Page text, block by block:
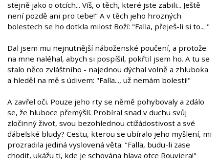
stejně jako o otcích... Víš, o těch, které jste zabili... Ještě
není pozdě ani pro tebe!" A v těch jeho hrozných
bolestech se ho dotkla milost Boží: "Falla, přeješ-li si to... "
Dal jsem mu nejnutnější náboženské poučení, a protože
na mne naléhal, abych si pospíšil, pokřtil jsem ho. A tu se
stalo něco zvláštního - najednou dýchal volně a zhluboka
a hleděl na mě s údivem: "Falla..., už nemám bolesti!"
A zavřel oči. Pouze jeho rty se němě pohybovaly a zdálo
se, že hluboce přemýšlí. Probíral snad v duchu svůj
zločinný život, svou bezohlednou ctižádostivost a své
ďábelské bludy? Cestu, kterou se ubíralo jeho myšlení, mi
prozradila jediná vyslovená věta: "Falla, budu-li zase
chodit, ukážu ti, kde je schována hlava otce Rouviera!"